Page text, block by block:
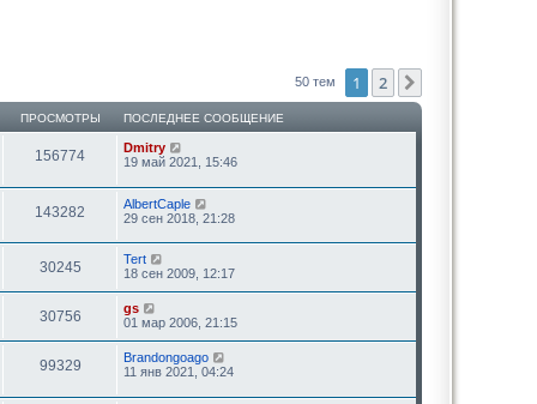
50 тем 1 2
ПРОСМОТРЫ ПОСЛЕДНЕЕ СООБЩЕНИЕ
156774
Dmitry
19 май 2021, 15:46
143282
AlbertCaple
29 сен 2018, 21:28
30245
Tert
18 сен 2009, 12:17
30756
gs
01 мар 2006, 21:15
99329
Brandongoago
11 янв 2021, 04:24